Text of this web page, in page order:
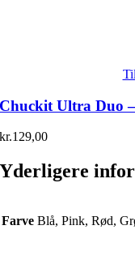
Chuckit Ultra Duo
kr.129,00
Yderligere
Farve Blå, Pink, Rød,